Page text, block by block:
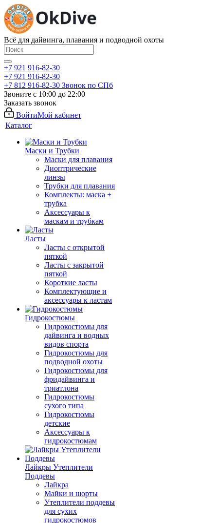
Всё для дайвинга, плавания и подводной охоты
+7 921 916-82-30
+7 921 916-82-30
+7 812 916-82-30 Звонок по СПб
Звоните с 10:00 до 22:00
Заказать звонок
ВойтиМой кабинет
Каталог
Маски и Трубки
Маски для плавания
Диоптрические
линзы
Трубки для плавания
Комплекты: маска +
трубка
Аксессуары к
маскам и трубкам
Ласты
Ласты с открытой
пяткой
Ласты с закрытой
пяткой
Короткие ласты
Комплектующие и
аксессуары к ластам
Гидрокостюмы
Гидрокостюмы для
дайвинга и водных
видов спорта
Гидрокостюмы для
подводной охоты
Гидрокостюмы для
фридайвинга и
триатлона
Гидрокостюмы
сухого типа
Гидрокостюмы
детские
Аксессуары к
гидрокостюмам
Лайкры Утеплители
Поддевы
Лайкра
Майки и шорты
Утеплители поддевы
для сухих
гидрокостюмов